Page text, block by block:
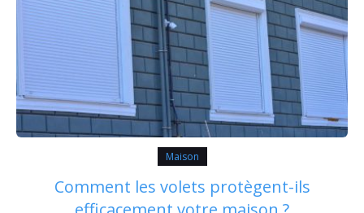
Maison
Comment les volets protègent-ils